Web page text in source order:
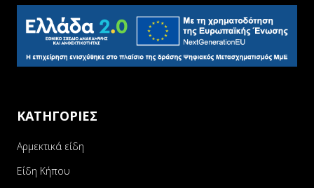
ΚΑΤΗΓΟΡΙΕΣ
Αρμεκτικά είδη
Είδη Κήπου